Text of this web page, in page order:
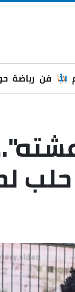
فن رياضة